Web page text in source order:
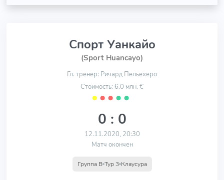
Спорт Уанкайо
(Sport Huancayo)
Гл. тренер: Ричард Пельехеро
Стоимость: 6.0 млн. €
⬤ ⬤ ⬤ ⬤ ⬤
0 : 0
12.11.2020, 20:30
Матч окончен
Группа B Тур 3 Клаусура